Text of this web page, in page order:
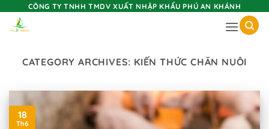
CÔNG TY TNHH TMDV XUẤT NHẬP KHẨU PHÚ AN KHÁNH
CATEGORY ARCHIVES: KIẾN THỨC CHĂN NUÔI
18
Th6